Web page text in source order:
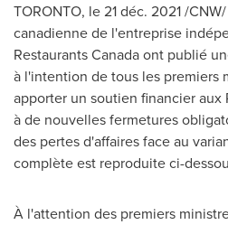
TORONTO, le 21 déc. 2021 /
canadienne de l'entreprise
Restaurants Canada ont publié
à l'intention de tous les premiers
apporter un soutien financier
à de nouvelles fermetures
des pertes d'affaires face au
complète est reproduite ci-
À l'attention des premiers